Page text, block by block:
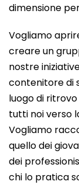
dimensione
Vogliamo
creare un
nostre
contenitore di
luogo di
tutti noi verso
Vogliamo
quello dei
dei
chi lo pratica